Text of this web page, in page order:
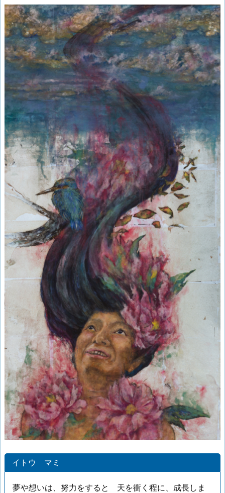
イトウ マミ
夢や想いは、努力をすると 天を衝く程に、成長しま